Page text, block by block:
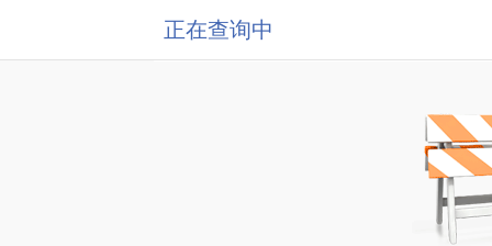
正在查询中